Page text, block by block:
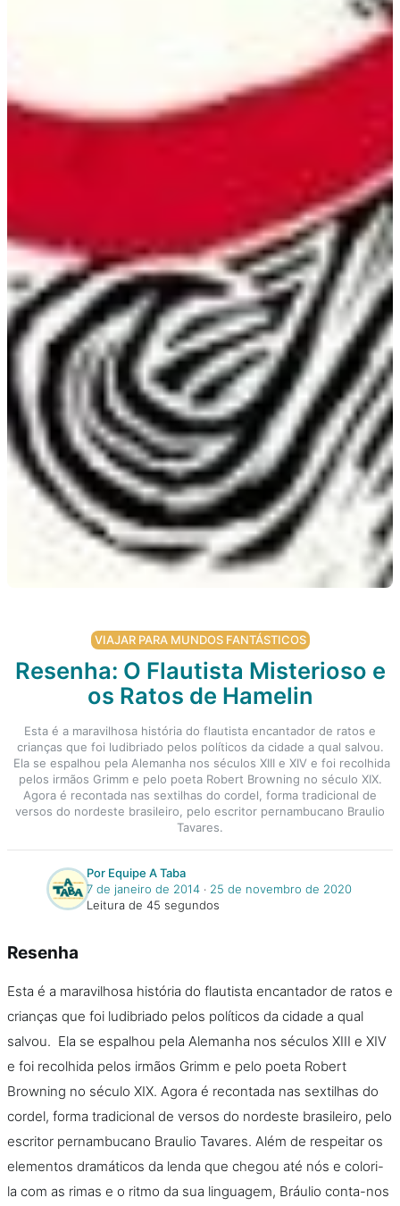
VIAJAR PARA MUNDOS FANTÁSTICOS
Resenha: O Flautista Misterioso e
os Ratos de Hamelin
Esta é a maravilhosa história do flautista encantador de ratos e
crianças que foi ludibriado pelos políticos da cidade a qual salvou.
Ela se espalhou pela Alemanha nos séculos XIII e XIV e foi recolhida
pelos irmãos Grimm e pelo poeta Robert Browning no século XIX.
Agora é recontada nas sextilhas do cordel, forma tradicional de
versos do nordeste brasileiro, pelo escritor pernambucano Braulio
Tavares.
Por Equipe A Taba
7 de janeiro de 2014‧ 25 de novembro de 2020
Leitura de 45 segundos
Resenha
Esta é a maravilhosa história do flautista encantador de ratos e
crianças que foi ludibriado pelos políticos da cidade a qual
salvou. Ela se espalhou pela Alemanha nos séculos XIII e XIV
e foi recolhida pelos irmãos Grimm e pelo poeta Robert
Browning no século XIX. Agora é recontada nas sextilhas do
cordel, forma tradicional de versos do nordeste brasileiro, pelo
escritor pernambucano Braulio Tavares. Além de respeitar os
elementos dramáticos da lenda que chegou até nós e colori-
la com as rimas e o ritmo da sua linguagem, Bráulio conta-nos